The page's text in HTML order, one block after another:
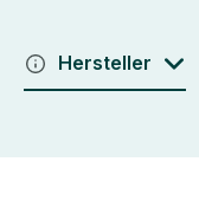
Hersteller